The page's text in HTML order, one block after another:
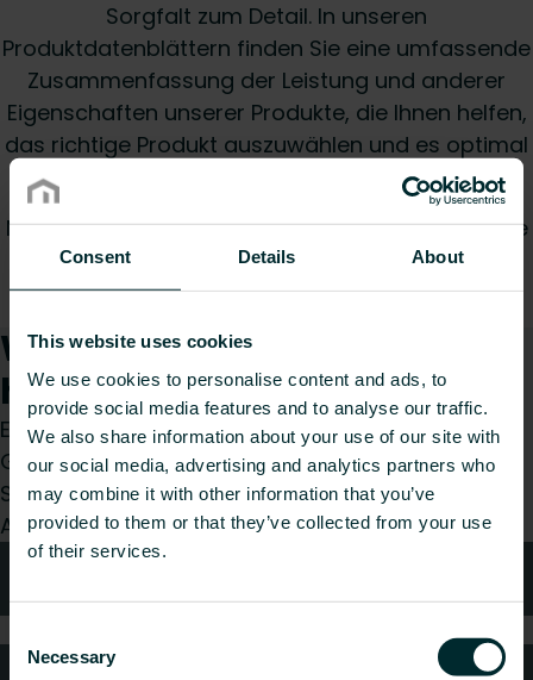
Consent Details About
This website uses cookies
We use cookies to personalise content and ads, to
provide social media features and to analyse our traffic.
We also share information about your use of our site with
our social media, advertising and analytics partners who
may combine it with other information that you’ve
provided to them or that they’ve collected from your use
of their services.
Selection
Necessary
Sorgfalt zum Detail. In unseren
Produktdatenblättern finden Sie eine umfassende
Zusammenfassung der Leistung und anderer
Eigenschaften unserer Produkte, die Ihnen helfen,
das richtige Produkt auszuwählen und es optimal
Nutzen Sie unsere Suchfilter, um das gewünschte
Datenblatt zu finden und laden Sie die PDF-Datei
einfach herunter.
Wie können wir Ihnen
helfen?
Egal, ob Sie Installateur, Architekt, Planer,
Großhändler oder Endverbraucher sind, treffen
Sie eine Wahl und wir kümmern uns gerne um Ihr
Anliegen.